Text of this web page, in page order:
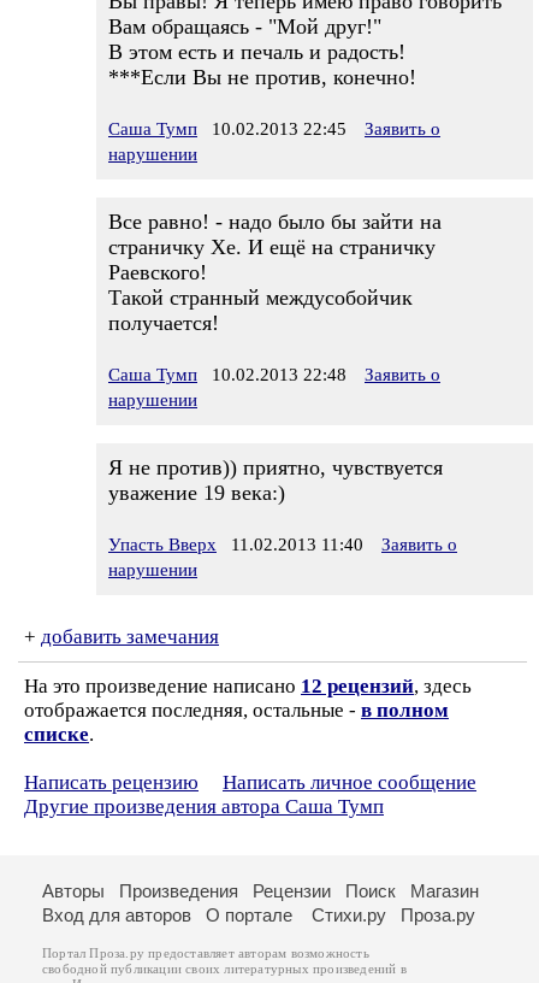
Вам обращаясь - "Мой друг!"
В этом есть и печаль и радость!
***Если Вы не против, конечно!
Саша Тумп 10.02.2013 22:45
Заявить о
нарушении
Все равно! - надо было бы зайти на
страничку Хе. И ещё на страничку
Раевского!
Такой странный междусобойчик
получается!
Саша Тумп 10.02.2013 22:48
Заявить о
нарушении
Я не против)) приятно, чувствуется
уважение 19 века:)
Упасть Вверх 11.02.2013 11:40
Заявить о
нарушении
+ добавить замечания
На это произведение написано 12 рецензий, здесь
отображается последняя, остальные - в полном
списке.
Написать рецензию
Написать личное сообщение
Другие произведения автора Саша Тумп
Авторы Произведения Рецензии Поиск
Магазин
Вход для авторов
О портале Стихи.ру Проза.ру
Портал Проза.ру предоставляет авторам возможность
свободной публикации своих литературных произведений в